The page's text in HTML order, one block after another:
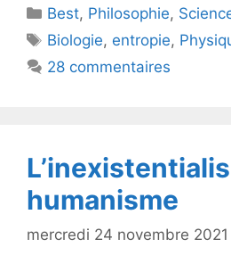
er e
b
o
Catégories
Best, Philosophie,
Étiquettes
Biologie, entropie,
28 commentaires
humanisme
mercredi 24 novembre 2021